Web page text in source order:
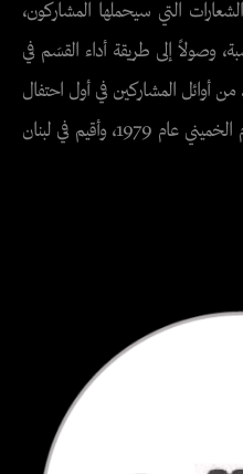
التي سيحملها المشاركون،
وصولاً إلى طريقة أداء القسَم في
أوائل المشاركين في أول احتفال
بـ«يوم القدس العالمي» دعا إليه الإمام الخميني عام 1979، وأقيم في لبنان